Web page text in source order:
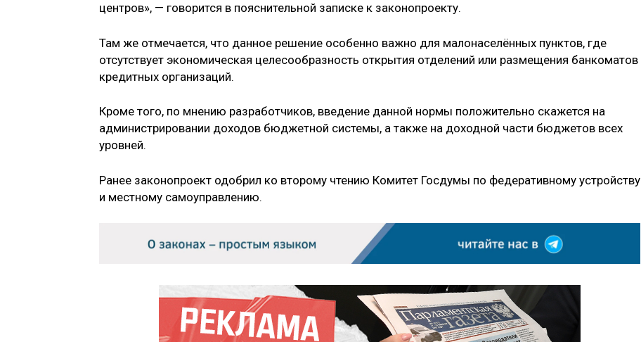
центров», — говорится в пояснительной записке к законопроекту.
Там же отмечается, что данное решение особенно важно для малонаселённых пунктов, где
отсутствует экономическая целесообразность открытия отделений или размещения банкоматов
кредитных организаций.
Кроме того, по мнению разработчиков, введение данной нормы положительно скажется на
администрировании доходов бюджетной системы, а также на доходной части бюджетов всех
уровней.
Ранее законопроект одобрил ко второму чтению Комитет Госдумы по федеративному устройству
и местному самоуправлению.